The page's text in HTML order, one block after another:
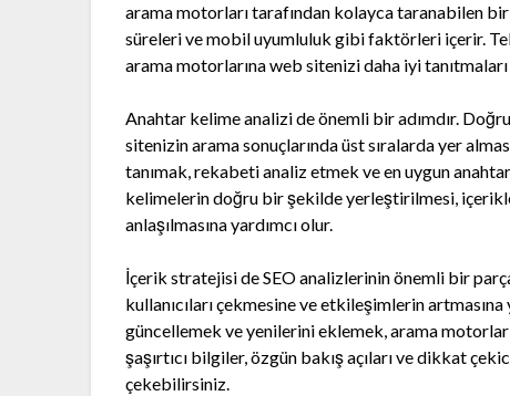
arama motorları tarafından kolayca taranabilen bir
süreleri ve mobil uyumluluk gibi faktörleri içerir.
arama motorlarına web sitenizi daha iyi tanıtmaları
Anahtar kelime analizi de önemli bir adımdır.
sitenizin arama sonuçlarında üst sıralarda yer
tanımak, rekabeti analiz etmek ve en uygun
kelimelerin doğru bir şekilde yerleştirilmesi,
anlaşılmasına yardımcı olur.
İçerik stratejisi de SEO analizlerinin önemli bir
kullanıcıları çekmesine ve etkileşimlerin
güncellemek ve yenilerini eklemek, arama
şaşırtıcı bilgiler, özgün bakış açıları ve dikkat
çekebilirsiniz.